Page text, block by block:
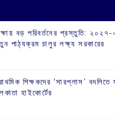
বড় পরিবর্তনের প্রস্তুতি:
পাঠ্যক্রম চালুর লক্ষ্য সরকারের
শিক্ষকদের ‘সারপ্লাস’ বদলিতে
হাইকোর্টের